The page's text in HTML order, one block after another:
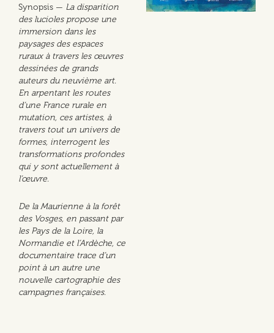
Synopsis — La disparition
des lucioles propose une
immersion dans les
paysages des espaces
ruraux à travers les œuvres
dessinées de grands
auteurs du neuvième art.
En arpentant les routes
d’une France rurale en
mutation, ces artistes, à
travers tout un univers de
formes, interrogent les
transformations profondes
qui y sont actuellement à
l’œuvre.
De la Maurienne à la forêt
des Vosges, en passant par
les Pays de la Loire, la
Normandie et l’Ardèche, ce
documentaire trace d’un
point à un autre une
nouvelle cartographie des
campagnes françaises.